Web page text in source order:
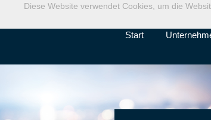
Diese Website verwendet Cookies, um die
Start